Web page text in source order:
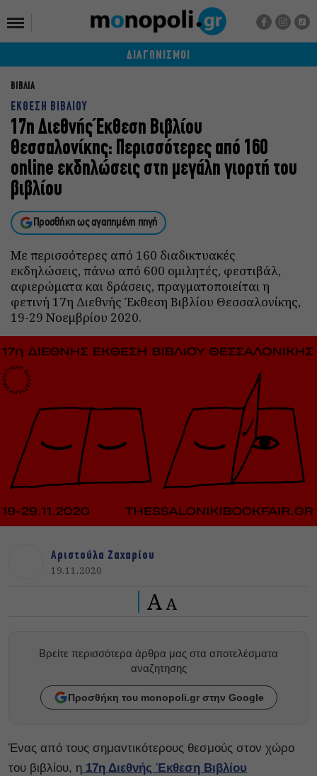
ΔΙΑΓΩΝΙΣΜΟΙ
ΒΙΒΛΙΑ
ΕΚΘΕΣΗ ΒΙΒΛΙΟΥ
17η Διεθνής Έκθεση Βιβλίου
Θεσσαλονίκης: Περισσότερες από 160
online εκδηλώσεις στη μεγάλη γιορτή του
βιβλίου
Προσθήκη ως αγαπημένη πηγή
Με περισσότερες από 160 διαδικτυακές
εκδηλώσεις, πάνω από 600 ομιλητές, φεστιβάλ,
αφιερώματα και δράσεις, πραγματοποιείται η
φετινή 17η Διεθνής Έκθεση Βιβλίου Θεσσαλονίκης,
19-29 Νοεμβρίου 2020.
Αριστούλα Ζαχαρίου
19.11.2020
A A
Βρείτε περισσότερα άρθρα μας στα αποτελέσματα
αναζητησης
Προσθήκη του monopoli.gr στην Google
Ένας από τους σημαντικότερους θεσμούς στον χώρο
του βιβλίου, η 17η Διεθνής Έκθεση Βιβλίου